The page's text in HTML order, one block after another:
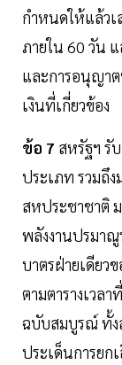
กำหนดให้แล้ว
ภายใน 60 วัน
และการอนุญา
เงินที่เกี่ยวข้อง
ข้อ 7 สหรัฐฯ รั
ประเภท รวมถึ
สหประชาชาติ
พลังงานปรมาณู
บาตรฝ่ายเดียว
ตามตารางเวล
ฉบับสมบูรณ์ ทั้ง
ประเด็นการยก